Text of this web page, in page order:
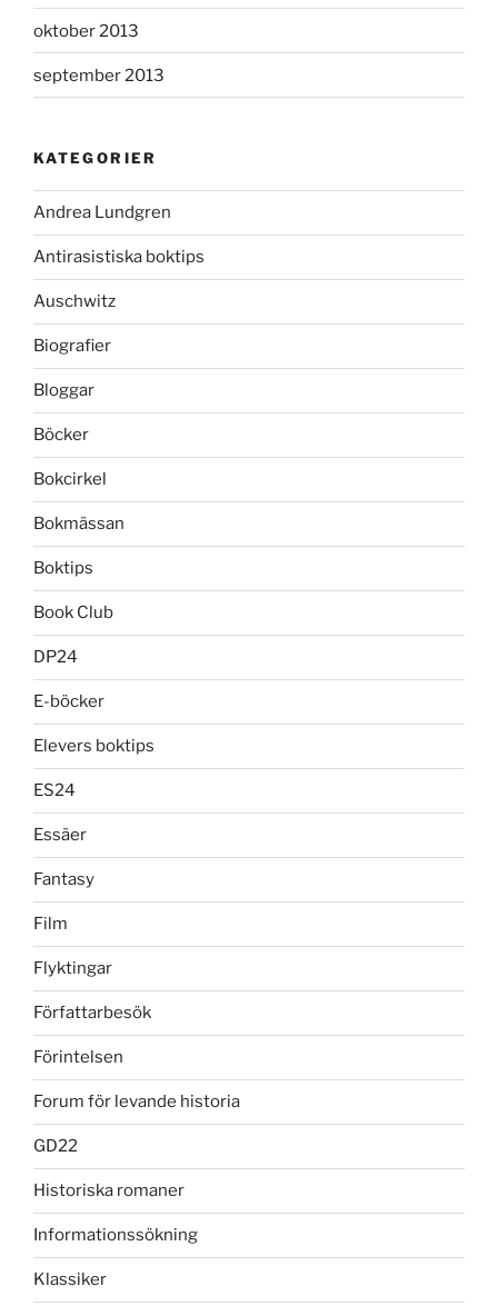
oktober 2013
september 2013
KATEGORIER
Andrea Lundgren
Antirasistiska boktips
Auschwitz
Biografier
Bloggar
Böcker
Bokcirkel
Bokmässan
Boktips
Book Club
DP24
E-böcker
Elevers boktips
ES24
Essäer
Fantasy
Film
Flyktingar
Författarbesök
Förintelsen
Forum för levande historia
GD22
Historiska romaner
Informationssökning
Klassiker